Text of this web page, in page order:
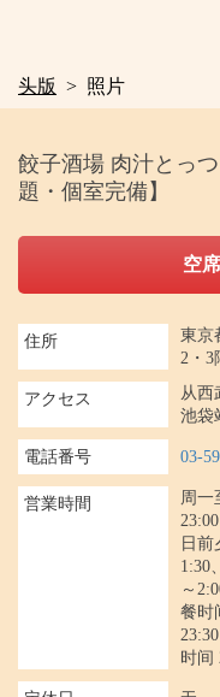
头版 照片
餃子酒場 肉汁とっ
題・個室完備】
空
住所
東京
2・3
アクセス
从西
池袋
電話番号 03-
営業時間
周一
日前
1:30
～
餐时
时间